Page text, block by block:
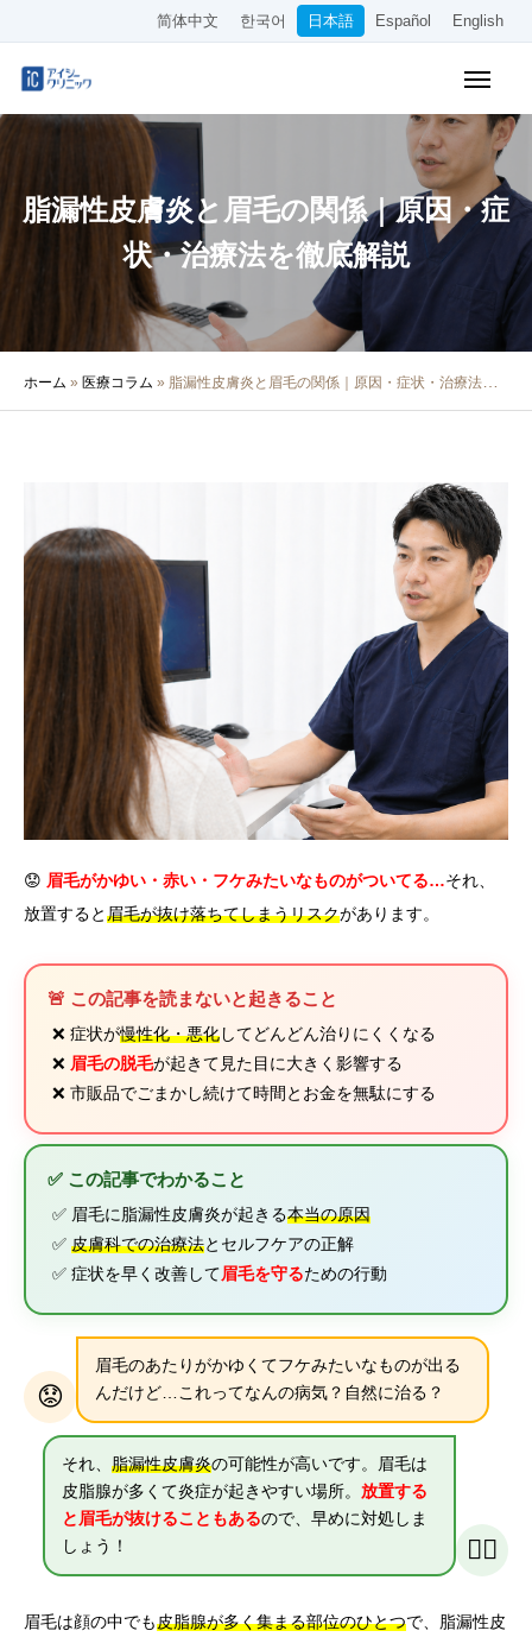
简体中文 한국어 日本語 Español English
脂漏性皮膚炎と眉毛の関係｜原因・症
状・治療法を徹底解説
ホーム » 医療コラム » 脂漏性皮膚炎と眉毛の関係｜原因・症状・治療法を徹底解説
😟 眉毛がかゆい・赤い・フケみたいなものがついてる…それ、
放置すると眉毛が抜け落ちてしまうリスクがあります。
🚨 この記事を読まないと起きること
❌ 症状が慢性化・悪化してどんどん治りにくくなる
❌ 眉毛の脱毛が起きて見た目に大きく影響する
❌ 市販品でごまかし続けて時間とお金を無駄にする
✅ この記事でわかること
✅ 眉毛に脂漏性皮膚炎が起きる本当の原因
✅ 皮膚科での治療法とセルフケアの正解
✅ 症状を早く改善して眉毛を守るための行動
😟
眉毛のあたりがかゆくてフケみたいなものが出る
んだけど…これってなんの病気？自然に治る？
👨‍⚕️
それ、 脂漏性皮膚炎の可能性が高いです。眉毛は
皮脂腺が多くて炎症が起きやすい場所。 放置する
と眉毛が抜けることもあるので、早めに対処しま
しょう！
眉毛は顔の中でも皮脂腺が多く集まる部位のひとつで、脂漏性皮
アクセス
クリニック紹介
院長・医師の紹介
言語
한국어 English